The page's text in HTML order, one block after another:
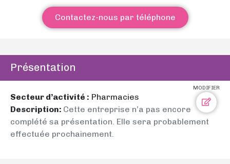
Contactez-nous par téléphone
Présentation
MODIFIER
Secteur d’activité : Pharmacies
Description: Cette entreprise n’a pas encore
complété sa présentation. Elle sera probablement
effectuée prochainement.